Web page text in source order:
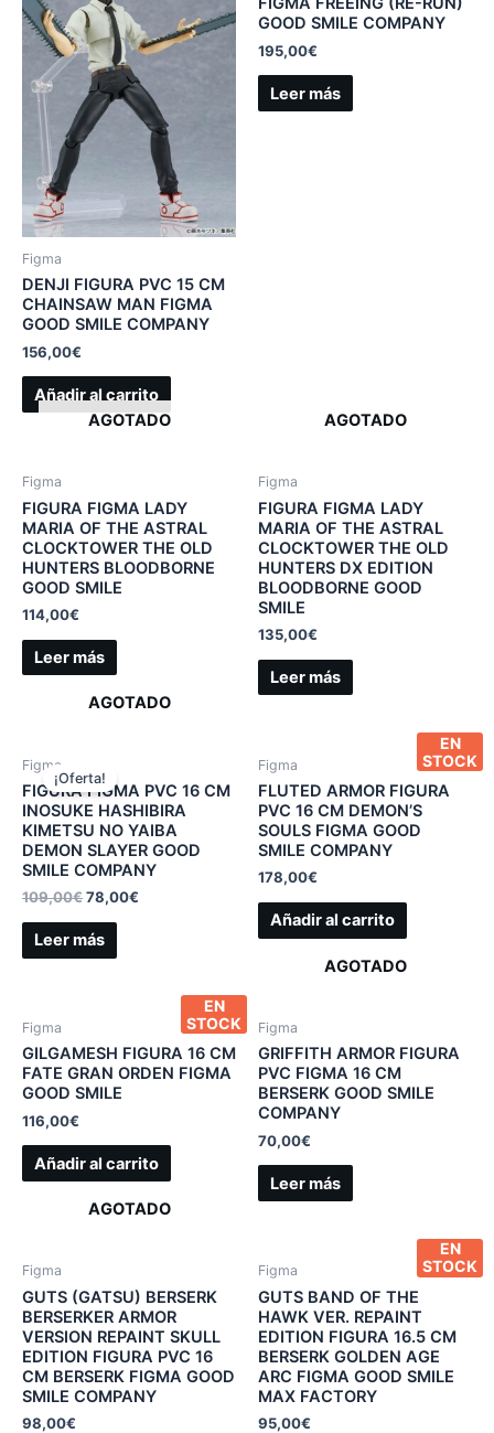
Figma
DENJI FIGURA PVC 15 CM
CHAINSAW MAN FIGMA
GOOD SMILE COMPANY
156,00€
Añadir al carrito
GOOD SMILE COMPANY
195,00€
Leer más
AGOTADO
Figma
FIGURA FIGMA LADY
MARIA OF THE ASTRAL
CLOCKTOWER THE OLD
HUNTERS BLOODBORNE
GOOD SMILE
114,00€
Leer más
AGOTADO
Figma
FIGURA FIGMA LADY
MARIA OF THE ASTRAL
CLOCKTOWER THE OLD
HUNTERS DX EDITION
BLOODBORNE GOOD
SMILE
135,00€
Leer más
AGOTADO
¡Oferta!
Figma
FIGURA FIGMA PVC 16 CM
INOSUKE HASHIBIRA
KIMETSU NO YAIBA
DEMON SLAYER GOOD
SMILE COMPANY
109,00€78,00€
Leer más
EN
STOCK
Figma
FLUTED ARMOR FIGURA
PVC 16 CM DEMON’S
SOULS FIGMA GOOD
SMILE COMPANY
178,00€
Añadir al carrito
EN
STOCK
Figma
GILGAMESH FIGURA 16 CM
FATE GRAN ORDEN FIGMA
GOOD SMILE
116,00€
Añadir al carrito
AGOTADO
Figma
GRIFFITH ARMOR FIGURA
PVC FIGMA 16 CM
BERSERK GOOD SMILE
COMPANY
70,00€
Leer más
AGOTADO
Figma
GUTS (GATSU) BERSERK
BERSERKER ARMOR
VERSION REPAINT SKULL
EDITION FIGURA PVC 16
CM BERSERK FIGMA GOOD
SMILE COMPANY
98,00€
EN
STOCK
Figma
GUTS BAND OF THE
HAWK VER. REPAINT
EDITION FIGURA 16.5 CM
BERSERK GOLDEN AGE
ARC FIGMA GOOD SMILE
MAX FACTORY
95,00€